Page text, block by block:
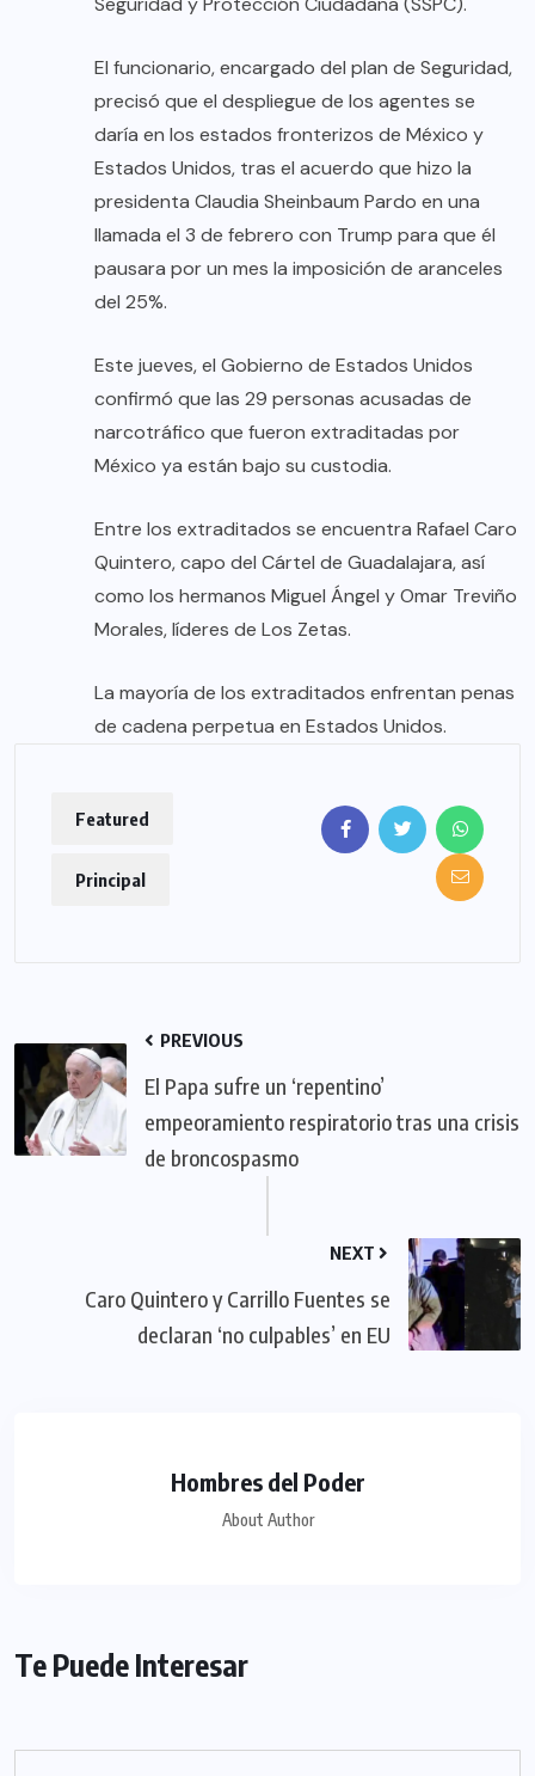
El funcionario, encargado del plan de Seguridad,
precisó que el despliegue de los agentes se
daría en los estados fronterizos de México y
Estados Unidos, tras el acuerdo que hizo la
presidenta Claudia Sheinbaum Pardo en una
llamada el 3 de febrero con Trump para que él
pausara por un mes la imposición de aranceles
del 25%.
Este jueves, el Gobierno de Estados Unidos
confirmó que las 29 personas acusadas de
narcotráfico que fueron extraditadas por
México ya están bajo su custodia.
Entre los extraditados se encuentra Rafael Caro
Quintero, capo del Cártel de Guadalajara, así
como los hermanos Miguel Ángel y Omar Treviño
Morales, líderes de Los Zetas.
La mayoría de los extraditados enfrentan penas
de cadena perpetua en Estados Unidos.
Featured
Principal
PREVIOUS
El Papa sufre un ‘repentino’
empeoramiento respiratorio tras una crisis
de broncospasmo
NEXT
Caro Quintero y Carrillo Fuentes se
declaran ‘no culpables’ en EU
Hombres del Poder
About Author
Te Puede Interesar